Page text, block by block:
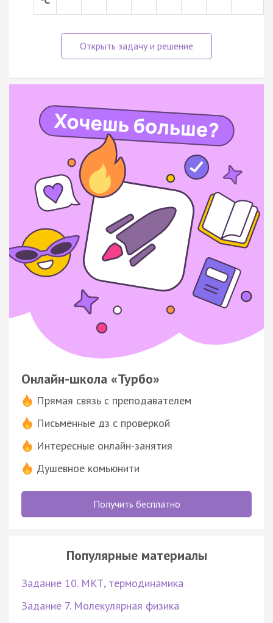
Онлайн-школа «Турбо»
Прямая связь с преподавателем
Письменные дз с проверкой
Интересные онлайн-занятия
Душевное комьюнити
Получить бесплатно
Популярные материалы
Задание 10. МКТ, термодинамика
Задание 7. Молекулярная физика